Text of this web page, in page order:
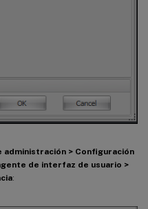
administración > Configuración
de interfaz de usuario >
: